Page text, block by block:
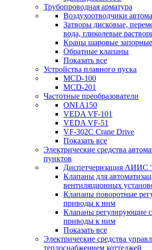
Трубопроводная арматура
Воздухоотводчики
Затворы дисковые,
вода, гликолевые
Краны шаровые запорные
Обратные клапаны
Показать все
Устройства плавного пуска
MCD-100
MCD-201
Частотные преобразователи
ONI A150
VEDA VF-101
VEDA VF-51
VF-302C Crane Drive
Показать все
Электрические средства
пунктов
Диспетчеризация АИИС
Клапаны для
вентиляционных
Клапаны поворотные
приводы к ним
Клапаны регулирующие
приводы к ним
Показать все
Электрические средства
теплоснабжением коттеджей